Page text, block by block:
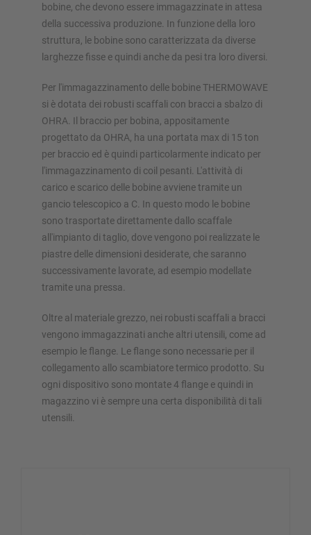
bobine, che devono essere immagazzinate in attesa
della successiva produzione. In funzione della loro
struttura, le bobine sono caratterizzata da diverse
larghezze fisse e quindi anche da pesi tra loro diversi.
Per l'immagazzinamento delle bobine THERMOWAVE
si è dotata dei robusti scaffali con bracci a sbalzo di
OHRA. Il braccio per bobina, appositamente
progettato da OHRA, ha una portata max di 15 ton
per braccio ed è quindi particolarmente indicato per
l'immagazzinamento di coil pesanti. L'attività di
carico e scarico delle bobine avviene tramite un
gancio telescopico a C. In questo modo le bobine
sono trasportate direttamente dallo scaffale
all'impianto di taglio, dove vengono poi realizzate le
piastre delle dimensioni desiderate, che saranno
successivamente lavorate, ad esempio modellate
tramite una pressa.
Oltre al materiale grezzo, nei robusti scaffali a bracci
vengono immagazzinati anche altri utensili, come ad
esempio le flange. Le flange sono necessarie per il
collegamento allo scambiatore termico prodotto. Su
ogni dispositivo sono montate 4 flange e quindi in
magazzino vi è sempre una certa disponibilità di tali
utensili.